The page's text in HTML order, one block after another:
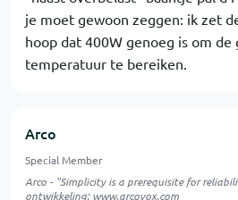
je moet gewoon zeggen: ik zet
hoop dat 400W genoeg is om de
temperatuur te bereiken.
Arco
Special Member
Arco - "Simplicity is a prerequisite for
ontwikkeling:www.arcovox.com